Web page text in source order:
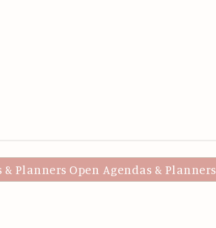
& Planners Open Agendas & Planners